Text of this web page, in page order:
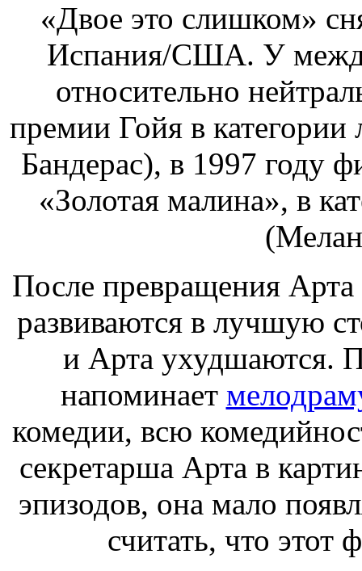
«Двое это слишком»
Испания/США. У
относительно
премии Гойя в
Бандерас), в 1997 году
«Золотая малина», в
После превращения
развиваются в лучшую
и Арта ухудшаются.
напоминает
комедии, всю
секретарша Арта в
эпизодов, она мало
считать, что этот